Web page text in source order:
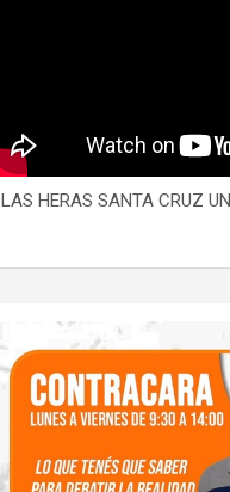
LAS HERAS SANTA CRUZ